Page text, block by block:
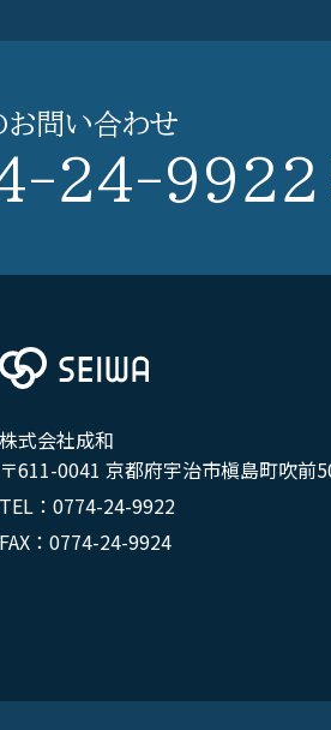
お問い合わせ
24-9922
株式会社成和
〒611-0041 京都府宇治市槇島町吹前
TEL：0774-24-9922
FAX：0774-24-9924